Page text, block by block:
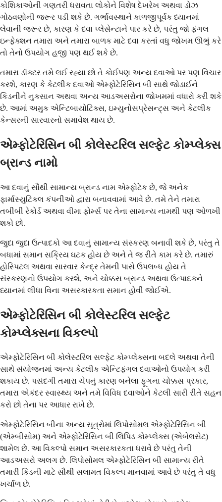
કોશિકાઓની ગણતરી ધરાવતા લોકોને વિશેષ દેખરેખ અથવા ડોઝ
ગોઠવણોની જરૂર પડી શકે છે. ગર્ભાવસ્થાને કાળજીપૂર્વક ધ્યાનમાં
લેવાની જરૂર છે, કારણ કે દવા પ્લેસેન્ટાને પાર કરે છે, પરંતુ જો ફંગલ
ઇન્ફેક્શન તમારા અને તમારા બાળક માટે દવા કરતાં વધુ જોખમ ઊભું કરે
તો તેનો ઉપયોગ હજી પણ થઈ શકે છે.
તમારા ડૉક્ટર તમે લઈ રહ્યા છો તે કોઈપણ અન્ય દવાઓ પર પણ વિચાર
કરશે, કારણ કે કેટલીક દવાઓ એમ્ફોટેરિસિન બી સાથે જોડાઈને
કિડનીને નુકસાન અથવા અન્ય આડઅસરોના જોખમમાં વધારો કરી શકે
છે. આમાં અમુક એન્ટિબાયોટિક્સ, ઇમ્યુનોસપ્રેસન્ટ્સ અને કેટલીક
કેન્સરની સારવારનો સમાવેશ થાય છે.
એમ્ફોટેરિસિન બી કોલેસ્ટરિલ સલ્ફેટ કોમ્પ્લેક્સ
બ્રાન્ડ નામો
આ દવાનું સૌથી સામાન્ય બ્રાન્ડ નામ એમ્ફોટેક છે, જે અનેક
ફાર્માસ્યુટિકલ કંપનીઓ દ્વારા બનાવવામાં આવે છે. તમે તેને તમારા
તબીબી રેકોર્ડ અથવા વીમા ફોર્મ્સ પર તેના સામાન્ય નામથી પણ ઓળખી
શકો છો.
જુદા જુદા ઉત્પાદકો આ દવાનું સામાન્ય સંસ્કરણ બનાવી શકે છે, પરંતુ તે
બધામાં સમાન સક્રિય ઘટક હોય છે અને તે જ રીતે કામ કરે છે. તમારું
હોસ્પિટલ અથવા સારવાર કેન્દ્ર તેમની પાસે ઉપલબ્ધ હોય તે
સંસ્કરણનો ઉપયોગ કરશે, અને ચોક્કસ બ્રાન્ડ અથવા ઉત્પાદકને
ધ્યાનમાં લીધા વિના અસરકારકતા સમાન હોવી જોઈએ.
એમ્ફોટેરિસિન બી કોલેસ્ટરિલ સલ્ફેટ
કોમ્પ્લેક્સના વિકલ્પો
એમ્ફોટેરિસિન બી કોલેસ્ટરિલ સલ્ફેટ કોમ્પ્લેક્સના બદલે અથવા તેની
સાથે સંયોજનમાં અન્ય કેટલીક એન્ટિફંગલ દવાઓનો ઉપયોગ કરી
શકાય છે. પસંદગી તમારા ચેપનું કારણ બનેલા ફૂગના ચોક્કસ પ્રકાર,
તમારા એકંદર સ્વાસ્થ્ય અને તમે વિવિધ દવાઓને કેટલી સારી રીતે સહન
કરો છો તેના પર આધાર રાખે છે.
એમ્ફોટેરિસિન બીના અન્ય સૂત્રોમાં લિપોસોમલ એમ્ફોટેરિસિન બી
(એમ્બીસોમ) અને એમ્ફોટેરિસિન બી લિપિડ કોમ્પ્લેક્સ (એબેલસેટ)
શામેલ છે. આ વિકલ્પો સમાન અસરકારકતા ધરાવે છે પરંતુ તેની
આડઅસરો અલગ છે. લિપોસોમલ એમ્ફોટેરિસિન બી સામાન્ય રીતે
તમારી કિડની માટે સૌથી સલામત વિકલ્પ માનવામાં આવે છે પરંતુ તે વધુ
ખર્ચાળ છે.